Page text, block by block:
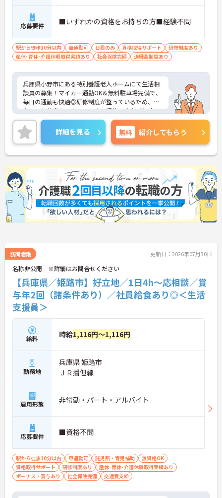
応募要件 ■いずれかの資格をお持ちの方■経験不問
駅から徒歩10分以内 車通勤可 日勤のみ 資格取得サポート
研修制度あり
産休･育休･介護休暇取得実績あり
社会保険完備 退職金制度あり
兵庫県小野市にある特別養護老人ホームにて生活相
談員の募集！マイカー通勤OK＆無料駐車場完備で、
毎日の通勤も快適◎研修制度が整っているため、安
心してお仕事をスタートできる環境です♪ご興味の
ある方には、面接対策ポイントなど、さらに詳細を
ご案内しますのでお気軽にご相談ください！
詳細を見る 無料 紹介してもらう
訪問看護 更新日：2026年07月30日
名称非公開 ※詳細はお問合せください
【兵庫県／姫路市】好立地／1日4h～応相談／賞
与年2回（諸条件あり）／社員給食あり◎＜生活
支援員＞
給料 時給1,116円～1,116円
勤務地
兵庫県 姫路市
ＪＲ播但線
雇用形態 非常勤・パート・アルバイト
応募要件 ■資格不問
駅から徒歩10分以内 車通勤可 託児所・育児補助
無資格OK
資格取得サポート
研修制度あり
産休･育休･介護休暇取得実績あり
ボーナス・賞与あり
社会保険完備 交通費支給